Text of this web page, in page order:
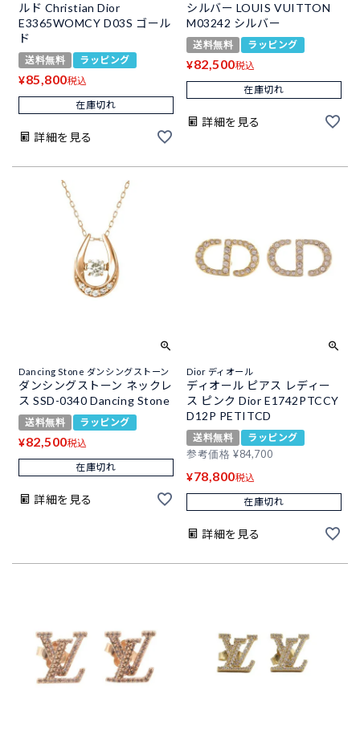
ルド Christian Dior
E3365WOMCY D03S ゴール
ド
送料無料 ラッピング
¥85,800税込
在庫切れ
詳細を見る
シルバー LOUIS VUITTON
M03242 シルバー
送料無料 ラッピング
¥82,500税込
在庫切れ
詳細を見る
Dancing Stone ダンシングストーン
ダンシングストーン ネックレ
ス SSD-0340 Dancing Stone
送料無料 ラッピング
¥82,500税込
在庫切れ
詳細を見る
Dior ディオール
ディオール ピアス レディー
ス ピンク Dior E1742PTCCY
D12P PETITCD
送料無料
ラッピング
参考価格 ¥84,700
¥78,800税込
在庫切れ
詳細を見る